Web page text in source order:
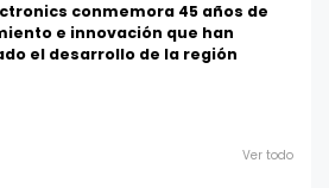
conmemora 45 años de
e innovación que han
el desarrollo de la región
Ver todo